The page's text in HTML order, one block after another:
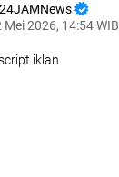
24JAMNews
Mei 2026, 14:54 WIB
iklan